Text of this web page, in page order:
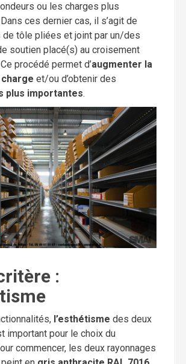
ou les charges plus
ces dernier cas, il s’agit de
tôle pliées et joint par un/des
soutien placé(s) au croisement
procédé permet d’augmenter la
et/ou d’obtenir des
plus importantes.
:
l’esthétisme des deux
important pour le choix du
commencer, les deux rayonnages